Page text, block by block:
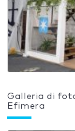
Galleria di
Efimera